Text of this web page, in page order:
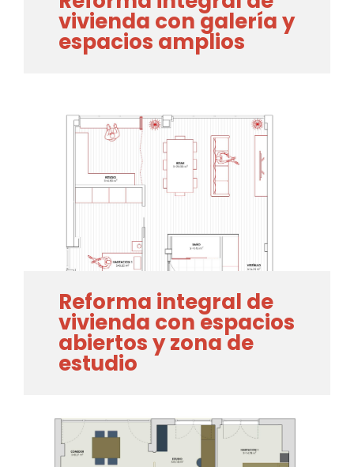
vivienda con galería y
espacios amplios
Reforma integral de
vivienda con espacios
abiertos y zona de
estudio